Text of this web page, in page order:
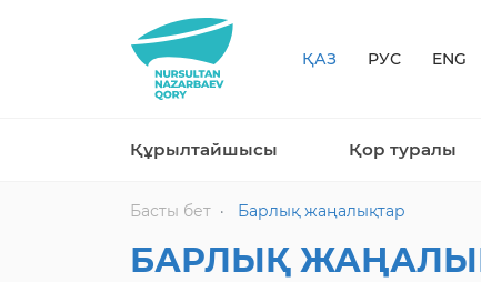
ҚАЗ РУС ENG
Құрылтайшысы Қор туралы
Басты бет Барлық жаңалықтар
БАРЛЫҚ